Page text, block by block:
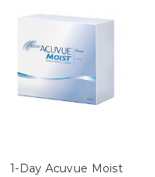
1-Day Acuvue Moist